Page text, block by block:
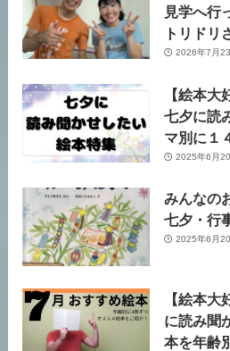
見学へ行
トリドリ
2026年7月
【絵本大
七夕に読
マ別に１
2025年6月
みんなの
七夕・行
2025年6月
【絵本大
に読み聞
本を年齢